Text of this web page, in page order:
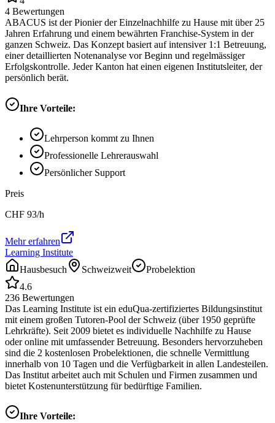
4 Bewertungen
ABACUS ist der Pionier der Einzelnachhilfe zu Hause mit über 25
Jahren Erfahrung und einem bewährten Franchise-System in der
ganzen Schweiz. Das Konzept basiert auf intensiver 1:1 Betreuung,
einer detaillierten Notenanalyse vor Beginn und regelmässiger
Erfolgskontrolle. Jeder Kanton hat einen eigenen Institutsleiter, der
persönlich berät.
Ihre Vorteile:
Lehrperson kommt zu Ihnen
Professionelle Lehrerauswahl
Persönlicher Support
Preis
CHF 93/h
Mehr erfahren
Learning Institute
Hausbesuch
Schweizweit
Probelektion
4.6
236 Bewertungen
Das Learning Institute ist ein eduQua-zertifiziertes Bildungsinstitut
mit einem großen Tutoren-Pool der Schweiz (über 1950 geprüfte
Lehrkräfte). Seit 2009 bietet es individuelle Nachhilfe zu Hause
oder online mit umfassender Betreuung. Besonders hervorzuheben
sind die 2 kostenlosen Probelektionen, die schnelle Vermittlung
innerhalb von 10 Tagen und die Verfügbarkeit in allen Landesteilen.
Das Institut arbeitet auch mit Schulen und Firmen zusammen und
bietet Kostenunterstützung für bedürftige Familien.
Ihre Vorteile: